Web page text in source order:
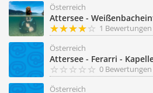
Österreich
Attersee -
1 Bewertungen
Österreich
Attersee - Ferarri -
0 Bewertungen
Österreich